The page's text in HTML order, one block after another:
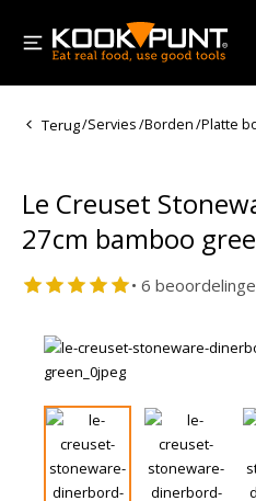
Terug/Servies/Borden/Platte
Le Creuset
27cm bamboo
• 6